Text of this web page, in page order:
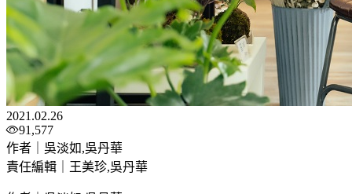
2021.02.26
91,577
作者｜吳淡如,吳丹華
責任編輯｜王美珍,吳丹華